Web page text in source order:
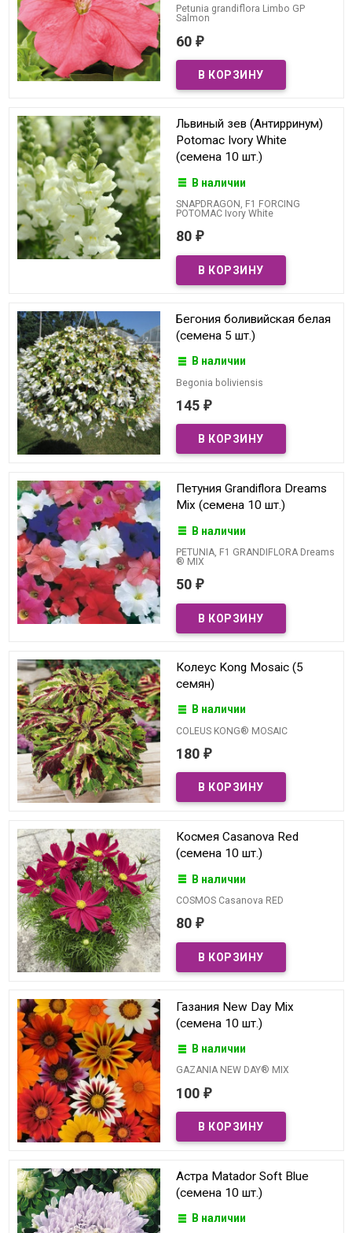
Petunia grandiflora Limbo GP
Salmon
60 ₽
Львиный зев (Антирринум)
Potomac Ivory White
(семена 10 шт.)
В наличии
SNAPDRAGON, F1 FORCING
POTOMAC Ivory White
80 ₽
Бегония боливийская белая
(семена 5 шт.)
В наличии
Begonia boliviensis
145 ₽
Петуния Grandiflora Dreams
Mix (семена 10 шт.)
В наличии
PETUNIA, F1 GRANDIFLORA Dreams
® MIX
50 ₽
Колеус Kong Mosaic (5
семян)
В наличии
COLEUS KONG® MOSAIC
180 ₽
Космея Casanova Red
(семена 10 шт.)
В наличии
COSMOS Casanova RED
80 ₽
Газания New Day Mix
(семена 10 шт.)
В наличии
GAZANIA NEW DAY® MIX
100 ₽
Астра Matador Soft Blue
(семена 10 шт.)
В наличии